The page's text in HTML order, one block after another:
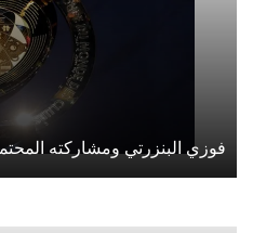
فوزي البنزرتي ومشاركته